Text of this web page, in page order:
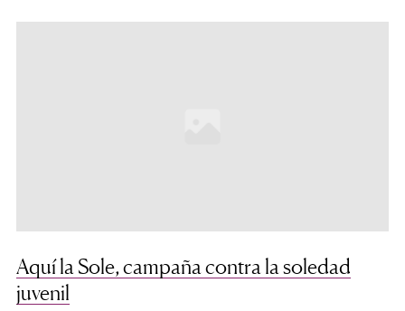
Aquí la Sole, campaña contra la soledad
juvenil